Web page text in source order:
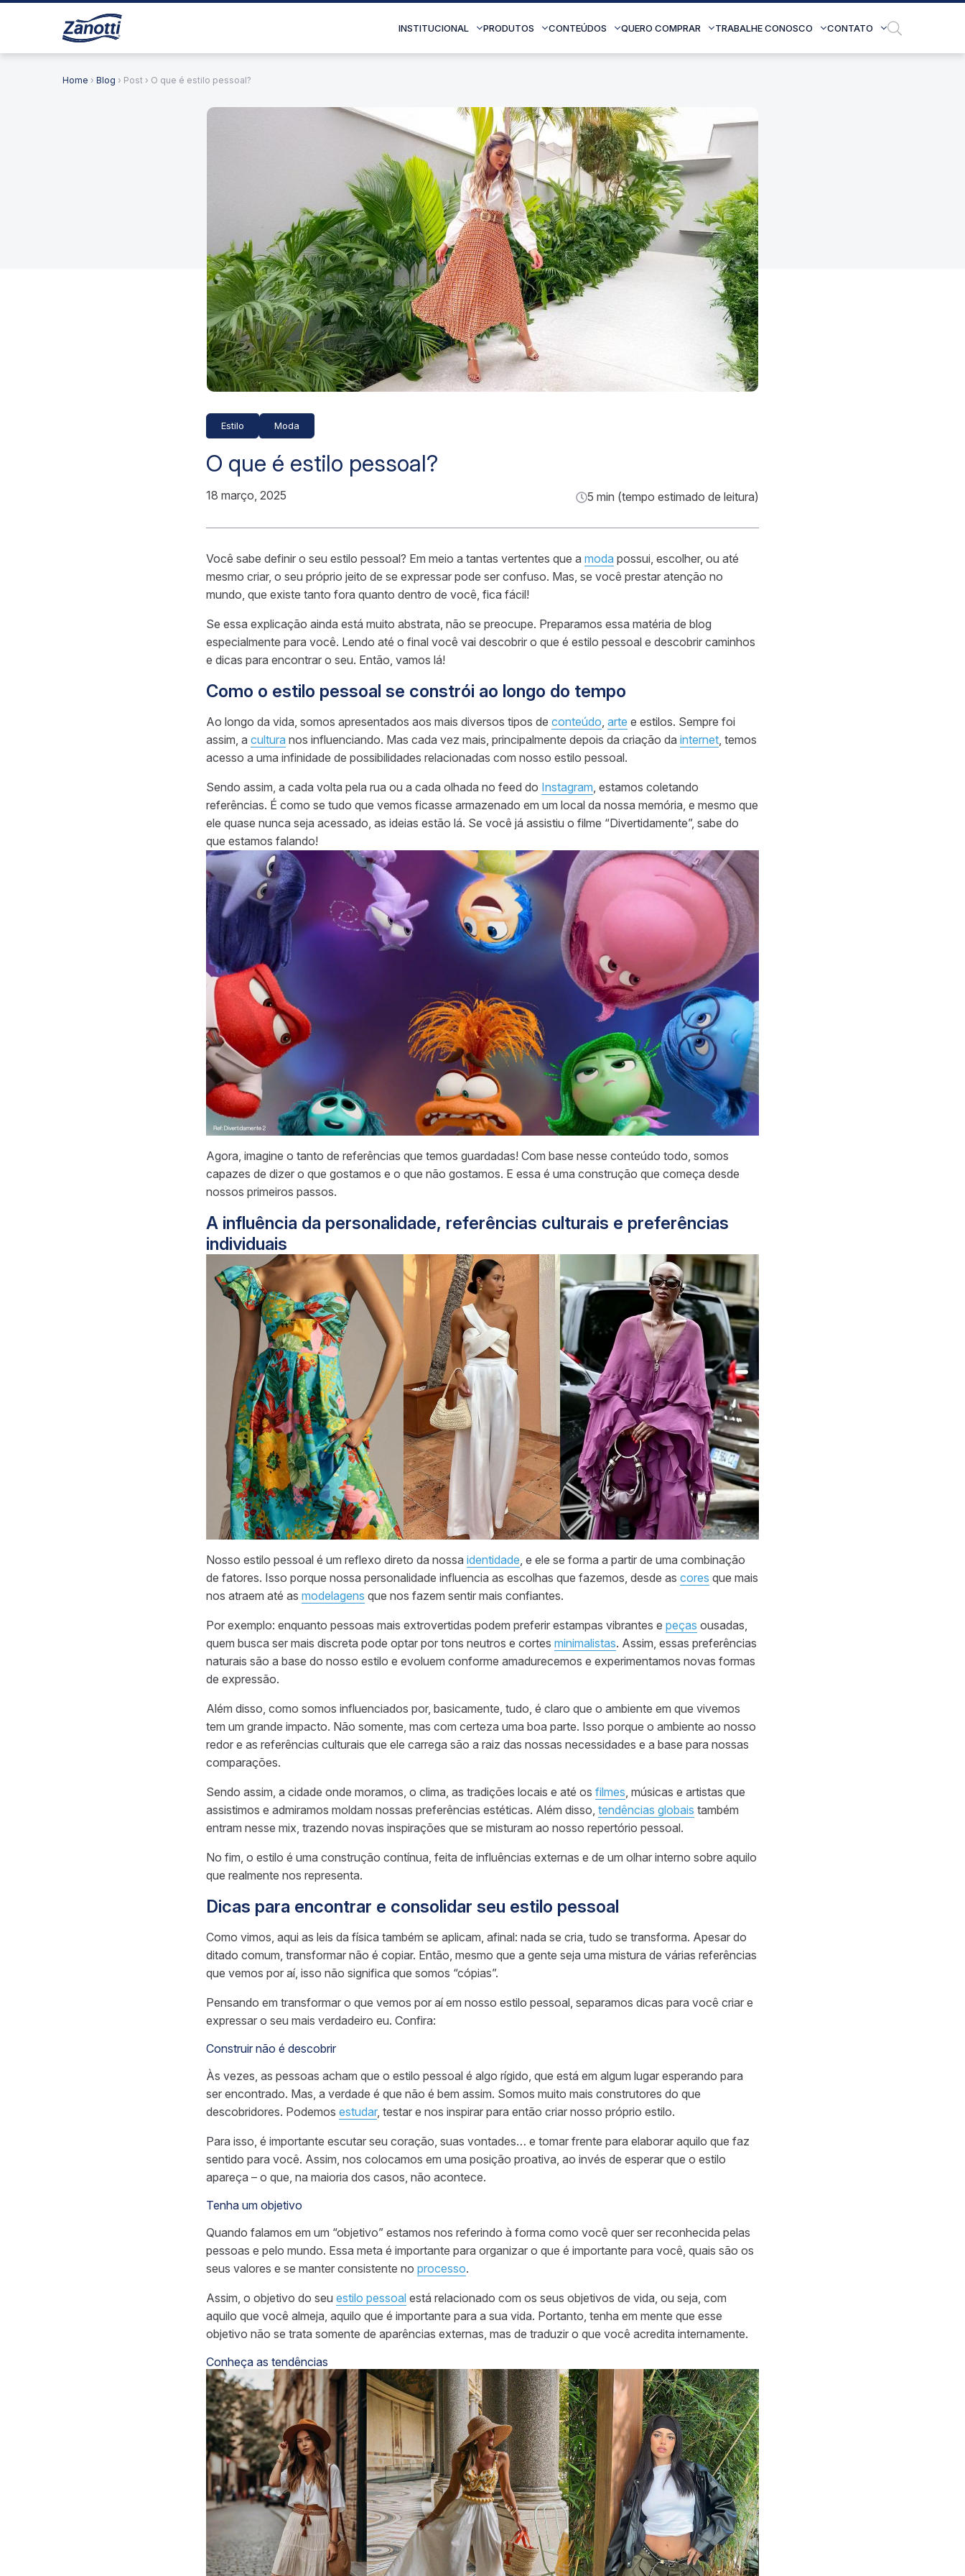
INSTITUCIONAL PRODUTOS CONTEÚDOS QUERO COMPRAR TRABALHE CONOSCO CONTATO
Home › Blog › Post › O que é estilo pessoal?
Estilo Moda
O que é estilo pessoal?
18 março, 2025 5 min (tempo estimado de leitura)
Você sabe definir o seu estilo pessoal? Em meio a tantas vertentes que a moda possui, escolher, ou até
mesmo criar, o seu próprio jeito de se expressar pode ser confuso. Mas, se você prestar atenção no
mundo, que existe tanto fora quanto dentro de você, fica fácil!
Se essa explicação ainda está muito abstrata, não se preocupe. Preparamos essa matéria de blog
especialmente para você. Lendo até o final você vai descobrir o que é estilo pessoal e descobrir caminhos
e dicas para encontrar o seu. Então, vamos lá!
Como o estilo pessoal se constrói ao longo do tempo
Ao longo da vida, somos apresentados aos mais diversos tipos de conteúdo, arte e estilos. Sempre foi
assim, a cultura nos influenciando. Mas cada vez mais, principalmente depois da criação da internet, temos
acesso a uma infinidade de possibilidades relacionadas com nosso estilo pessoal.
Sendo assim, a cada volta pela rua ou a cada olhada no feed do Instagram, estamos coletando
referências. É como se tudo que vemos ficasse armazenado em um local da nossa memória, e mesmo que
ele quase nunca seja acessado, as ideias estão lá. Se você já assistiu o filme “Divertidamente”, sabe do
que estamos falando!
Agora, imagine o tanto de referências que temos guardadas! Com base nesse conteúdo todo, somos
capazes de dizer o que gostamos e o que não gostamos. E essa é uma construção que começa desde
nossos primeiros passos.
A influência da personalidade, referências culturais e preferências
individuais
Nosso estilo pessoal é um reflexo direto da nossa identidade, e ele se forma a partir de uma combinação
de fatores. Isso porque nossa personalidade influencia as escolhas que fazemos, desde as cores que mais
nos atraem até as modelagens que nos fazem sentir mais confiantes.
Por exemplo: enquanto pessoas mais extrovertidas podem preferir estampas vibrantes e peças ousadas,
quem busca ser mais discreta pode optar por tons neutros e cortes minimalistas. Assim, essas preferências
naturais são a base do nosso estilo e evoluem conforme amadurecemos e experimentamos novas formas
de expressão.
Além disso, como somos influenciados por, basicamente, tudo, é claro que o ambiente em que vivemos
tem um grande impacto. Não somente, mas com certeza uma boa parte. Isso porque o ambiente ao nosso
redor e as referências culturais que ele carrega são a raiz das nossas necessidades e a base para nossas
comparações.
Sendo assim, a cidade onde moramos, o clima, as tradições locais e até os filmes, músicas e artistas que
assistimos e admiramos moldam nossas preferências estéticas. Além disso, tendências globais também
entram nesse mix, trazendo novas inspirações que se misturam ao nosso repertório pessoal.
No fim, o estilo é uma construção contínua, feita de influências externas e de um olhar interno sobre aquilo
que realmente nos representa.
Dicas para encontrar e consolidar seu estilo pessoal
Como vimos, aqui as leis da física também se aplicam, afinal: nada se cria, tudo se transforma. Apesar do
ditado comum, transformar não é copiar. Então, mesmo que a gente seja uma mistura de várias referências
que vemos por aí, isso não significa que somos “cópias”.
Pensando em transformar o que vemos por aí em nosso estilo pessoal, separamos dicas para você criar e
expressar o seu mais verdadeiro eu. Confira:
Construir não é descobrir
Às vezes, as pessoas acham que o estilo pessoal é algo rígido, que está em algum lugar esperando para
ser encontrado. Mas, a verdade é que não é bem assim. Somos muito mais construtores do que
descobridores. Podemos estudar, testar e nos inspirar para então criar nosso próprio estilo.
Para isso, é importante escutar seu coração, suas vontades… e tomar frente para elaborar aquilo que faz
sentido para você. Assim, nos colocamos em uma posição proativa, ao invés de esperar que o estilo
apareça – o que, na maioria dos casos, não acontece.
Tenha um objetivo
Quando falamos em um “objetivo” estamos nos referindo à forma como você quer ser reconhecida pelas
pessoas e pelo mundo. Essa meta é importante para organizar o que é importante para você, quais são os
seus valores e se manter consistente no processo.
Assim, o objetivo do seu estilo pessoal está relacionado com os seus objetivos de vida, ou seja, com
aquilo que você almeja, aquilo que é importante para a sua vida. Portanto, tenha em mente que esse
objetivo não se trata somente de aparências externas, mas de traduzir o que você acredita internamente.
Conheça as tendências